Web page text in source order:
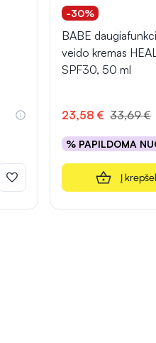
-30%
BABE
veido kremas
SPF30, 50 ml
23,58 € 33,69 €
% PAPILDOMA
Į